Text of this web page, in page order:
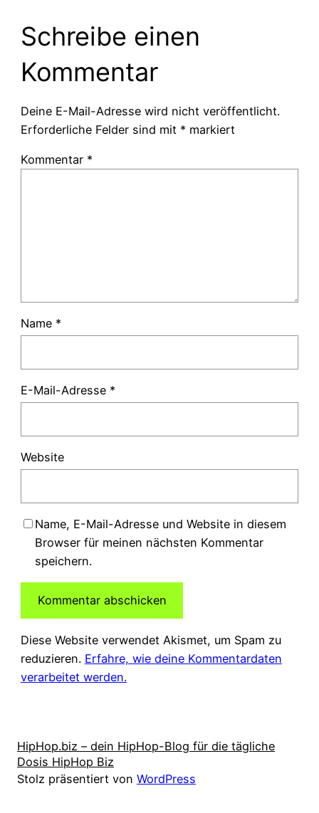
Schreibe einen
Kommentar
Deine E-Mail-Adresse wird nicht veröffentlicht.
Erforderliche Felder sind mit * markiert
Kommentar *
Name *
E-Mail-Adresse *
Website
Name, E-Mail-Adresse und Website in diesem
Browser für meinen nächsten Kommentar
speichern.
Diese Website verwendet Akismet, um Spam zu
reduzieren. Erfahre, wie deine Kommentardaten
verarbeitet werden.
HipHop.biz – dein HipHop-Blog für die tägliche
Dosis HipHop Biz
Stolz präsentiert von WordPress